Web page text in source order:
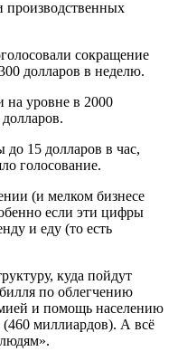
производственных
сокращение
долларов в неделю.
на уровне в 2000
15 долларов в час,
голосование.
(и мелком бизнесе
если эти цифры
и еду (то есть
куда пойдут
по облегчению
и помощь населению
(460 миллиардов). А всё